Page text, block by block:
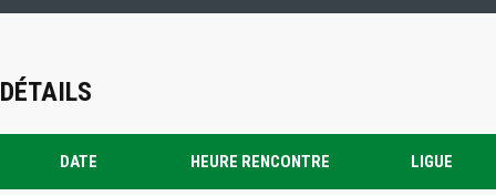
DÉTAILS
DATE HEURE RENCONTRE LIGUE